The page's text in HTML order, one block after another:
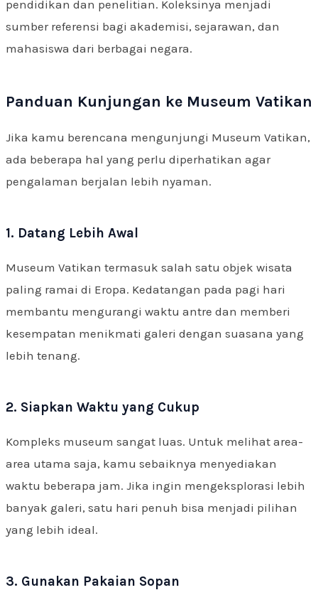
pendidikan dan penelitian. Koleksinya menjadi
sumber referensi bagi akademisi, sejarawan, dan
mahasiswa dari berbagai negara.
Panduan Kunjungan ke Museum Vatikan
Jika kamu berencana mengunjungi Museum Vatikan,
ada beberapa hal yang perlu diperhatikan agar
pengalaman berjalan lebih nyaman.
1. Datang Lebih Awal
Museum Vatikan termasuk salah satu objek wisata
paling ramai di Eropa. Kedatangan pada pagi hari
membantu mengurangi waktu antre dan memberi
kesempatan menikmati galeri dengan suasana yang
lebih tenang.
2. Siapkan Waktu yang Cukup
Kompleks museum sangat luas. Untuk melihat area-
area utama saja, kamu sebaiknya menyediakan
waktu beberapa jam. Jika ingin mengeksplorasi lebih
banyak galeri, satu hari penuh bisa menjadi pilihan
yang lebih ideal.
3. Gunakan Pakaian Sopan